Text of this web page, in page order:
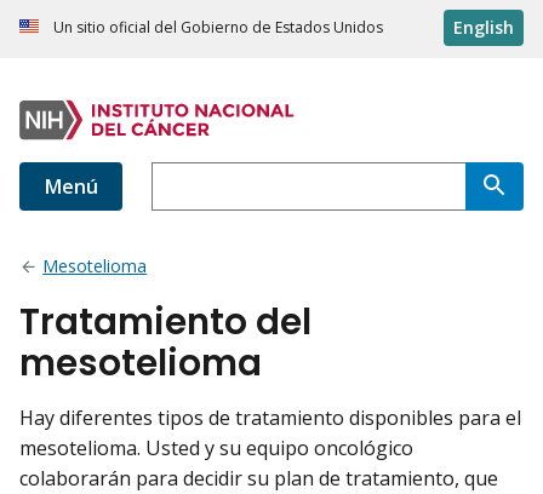
Un sitio oficial del Gobierno de Estados Unidos English
Menú
Mesotelioma
Tratamiento del
mesotelioma
Hay diferentes tipos de tratamiento disponibles para el
mesotelioma. Usted y su equipo oncológico
colaborarán para decidir su plan de tratamiento, que